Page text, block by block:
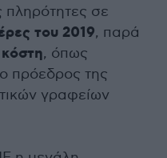
πληρότητες σε
του 2019, παρά
, όπως
πρόεδρος της
γραφείων